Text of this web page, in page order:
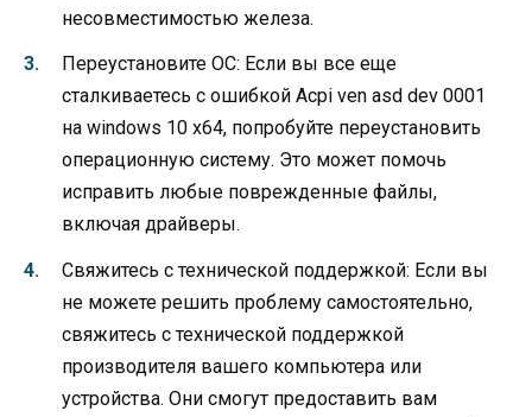
несовместимостью железа.
Переустановите ОС: Если вы все еще
сталкиваетесь с ошибкой Acpi ven asd dev 0001
на windows 10 x64, попробуйте переустановить
операционную систему. Это может помочь
исправить любые поврежденные файлы,
включая драйверы.
Свяжитесь с технической поддержкой: Если вы
не можете решить проблему самостоятельно,
свяжитесь с технической поддержкой
производителя вашего компьютера или
устройства. Они смогут предоставить вам